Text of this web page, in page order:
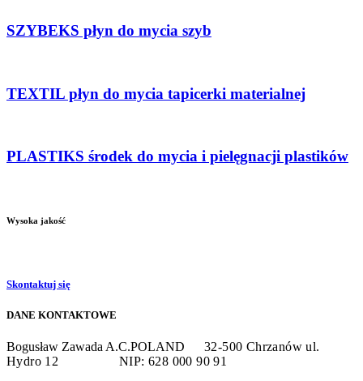
SZYBEKS płyn do mycia szyb
TEXTIL płyn do mycia tapicerki materialnej
PLASTIKS środek do mycia i pielęgnacji plastików
Wysoka jakość
Skontaktuj się
DANE KONTAKTOWE
Bogusław Zawada A.C.POLAND 32-500 Chrzanówul.
Hydro 12NIP: 628 000 90 91